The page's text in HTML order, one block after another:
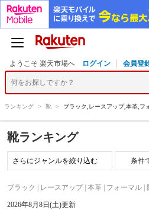
ようこそ 楽天市場へ ログイン 会員登
ランキング > 靴 > ブラック,レースアップ,本革,フ
靴ランキング
条件
ブラック | レースアップ | 本革 | フォーマル |
2026年8月8日(土)更新